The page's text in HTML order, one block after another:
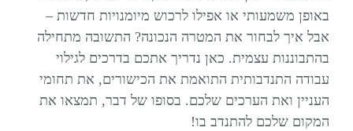
באופן משמעותי או אפילו לרכוש מיומנויות חדשות –
אבל איך לבחור את המטרה הנכונה? התשובה מתחילה
בהתבוננות עצמית. כאן נדריך אתכם בדרכים לגילוי
עבודה התנדבותית התואמת את הכישורים, את תחומי
העניין ואת הערכים שלכם. בסופו של דבר, תמצאו את
המקום שלכם להתנדב בו!